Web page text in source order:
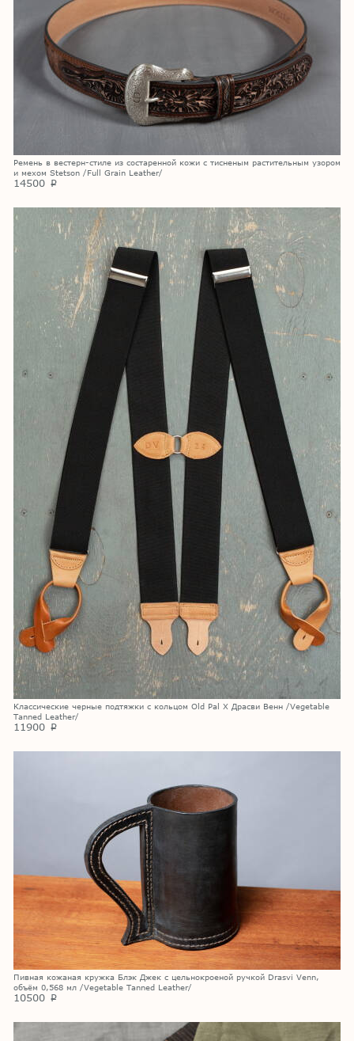
Ремень в вестерн-стиле из состаренной кожи с тисненым растительным узором
и мехом Stetson /Full Grain Leather/
14500 p
Классические черные подтяжки с кольцом Old Pal X Драсви Венн /Vegetable
Tanned Leather/
11900 p
Пивная кожаная кружка Блэк Джек с цельнокроеной ручкой Drasvi Venn,
объём 0,568 мл /Vegetable Tanned Leather/
10500 p